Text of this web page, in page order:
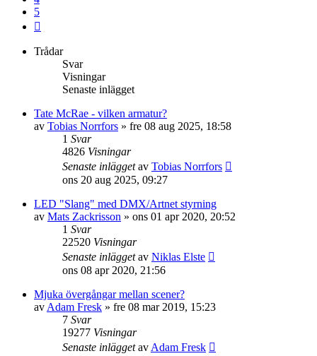
5
Trådar
Svar
Visningar
Senaste inlägget
Tate McRae - vilken armatur?
av Tobias Norrfors » fre 08 aug 2025, 18:58
1 Svar
4826 Visningar
Senaste inläggetav Tobias Norrfors
ons 20 aug 2025, 09:27
LED "Slang" med DMX/Artnet styrning
av Mats Zackrisson » ons 01 apr 2020, 20:52
1 Svar
22520 Visningar
Senaste inläggetav Niklas Elste
ons 08 apr 2020, 21:56
Mjuka övergångar mellan scener?
av Adam Fresk » fre 08 mar 2019, 15:23
7 Svar
19277 Visningar
Senaste inläggetav Adam Fresk